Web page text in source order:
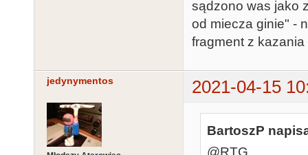
sądzono was jako
od miecza ginie" -
fragment z
jedynymentos 2021-04-15
BartoszP
@RTG